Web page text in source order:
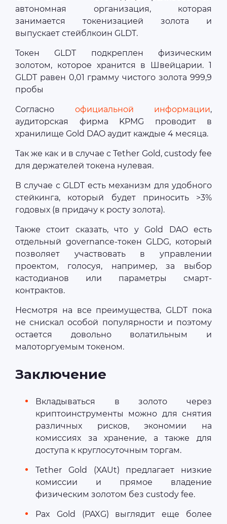
автономная организация, которая
занимается токенизацией золота и
выпускает стейблкоин GLDT.
Токен GLDT подкреплен физическим
золотом, которое хранится в Швейцарии. 1
GLDT равен 0,01 грамму чистого золота 999,9
пробы
Согласно официальной информации,
аудиторская фирма KPMG проводит в
хранилище Gold DAO аудит каждые 4 месяца.
Так же как и в случае с Tether Gold, custody fee
для держателей токена нулевая.
В случае с GLDT есть механизм для удобного
стейкинга, который будет приносить >3%
годовых (в придачу к росту золота).
Также стоит сказать, что у Gold DAO есть
отдельный governance-токен GLDG, который
позволяет участвовать в управлении
проектом, голосуя, например, за выбор
кастодианов или параметры смарт-
контрактов.
Несмотря на все преимущества, GLDT пока
не снискал особой популярности и поэтому
остается довольно волатильным и
малоторгуемым токеном.
Заключение
Вкладываться в золото через
криптоинструменты можно для снятия
различных рисков, экономии на
комиссиях за хранение, а также для
доступа к круглосуточным торгам.
Tether Gold (XAUt) предлагает низкие
комиссии и прямое владение
физическим золотом без custody fee.
Pax Gold (PAXG) выглядит еще более